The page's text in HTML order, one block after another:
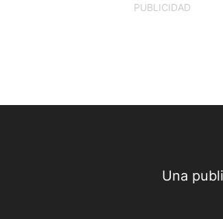
PUBLICIDAD
Una